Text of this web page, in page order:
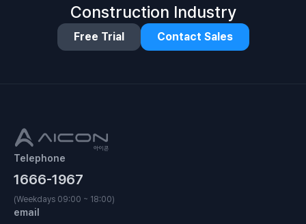
Construction Industry
Free Trial Contact Sales
Telephone
1666-1967
(Weekdays 09:00 ~ 18:00)
email